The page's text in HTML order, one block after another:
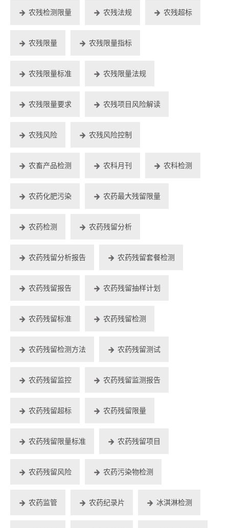
农残检测限量 农残法规 农残超标
农残限量 农残限量指标
农残限量标准 农残限量法规
农残限量要求 农残项目风险解读
农残风险 农残风险控制
农畜产品检测 农科月刊 农科检测
农药化肥污染 农药最大残留限量
农药检测 农药残留分析
农药残留分析报告 农药残留套餐检测
农药残留报告 农药残留抽样计划
农药残留标准 农药残留检测
农药残留检测方法 农药残留测试
农药残留监控 农药残留监测报告
农药残留超标 农药残留限量
农药残留限量标准 农药残留项目
农药残留风险 农药污染物检测
农药监管 农药纪录片 冰淇淋检测